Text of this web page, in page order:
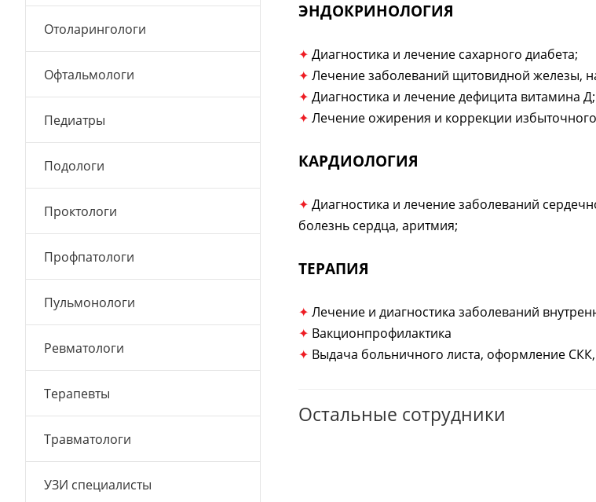
ЭНДОКРИНОЛОГИЯ
✦ Диагностика и лечение сахарного диабета;
✦ Лечение заболеваний щитовидной железы,
✦ Диагностика и лечение дефицита витамина Д;
✦ Лечение ожирения и коррекции
КАРДИОЛОГИЯ
✦ Диагностика и лечение заболеваний
болезнь сердца, аритмия;
ТЕРАПИЯ
✦ Лечение и диагностика заболеваний
✦ Вакционпрофилактика
✦ Выдача больничного листа, оформление
Остальные сотрудники
Отоларингологи
Офтальмологи
Педиатры
Подологи
Проктологи
Профпатологи
Пульмонологи
Ревматологи
Терапевты
Травматологи
УЗИ специалисты